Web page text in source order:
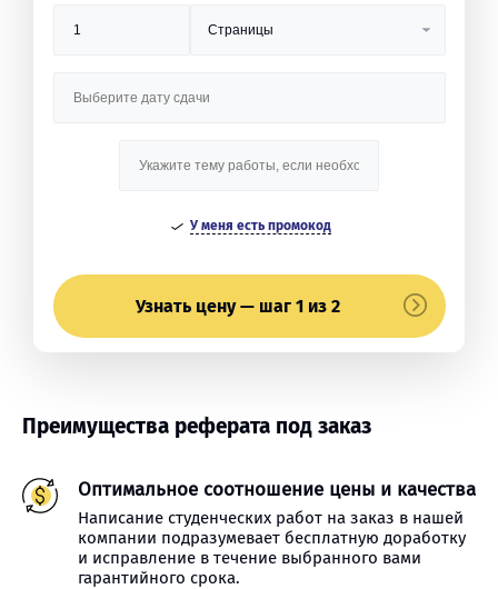
У меня есть промокод
Узнать цену — шаг 1 из 2
Преимущества реферата под заказ
Оптимальное соотношение цены и качества
Написание студенческих работ на заказ в нашей
компании подразумевает бесплатную доработку
и исправление в течение выбранного вами
гарантийного срока.